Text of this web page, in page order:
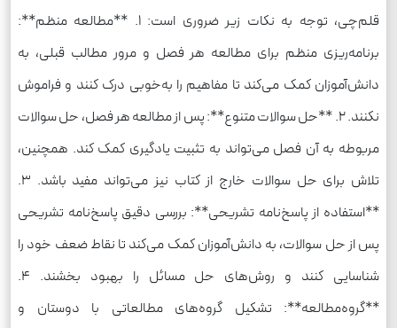
قلم‌چی، توجه به نکات زیر ضروری است: 1. **مطالعه منظم**:
برنامه‌ریزی منظم برای مطالعه هر فصل و مرور مطالب قبلی، به
دانش‌آموزان کمک می‌کند تا مفاهیم را به‌خوبی درک کنند و فراموش
نکنند. 2. **حل سوالات متنوع**: پس از مطالعه هر فصل، حل سوالات
مربوطه به آن فصل می‌تواند به تثبیت یادگیری کمک کند. همچنین،
تلاش برای حل سوالات خارج از کتاب نیز می‌تواند مفید باشد. 3.
**استفاده از پاسخ‌نامه تشریحی**: بررسی دقیق پاسخ‌نامه تشریحی
پس از حل سوالات، به دانش‌آموزان کمک می‌کند تا نقاط ضعف خود را
شناسایی کنند و روش‌های حل مسائل را بهبود بخشند. 4.
**گروه‌مطالعه**: تشکیل گروه‌های مطالعاتی با دوستان و